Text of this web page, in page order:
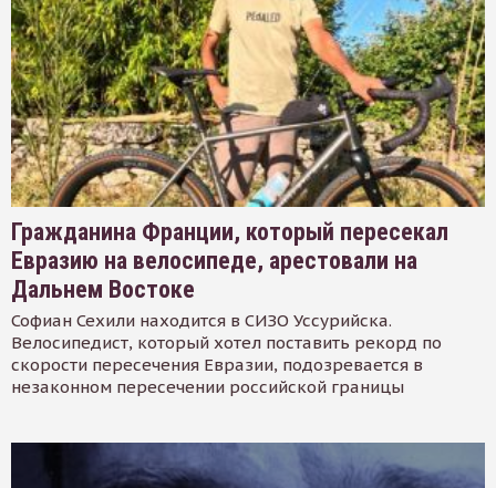
Гражданина Франции, который пересекал
Евразию на велосипеде, арестовали на
Дальнем Востоке
Софиан Сехили находится в СИЗО Уссурийска.
Велосипедист, который хотел поставить рекорд по
скорости пересечения Евразии, подозревается в
незаконном пересечении российской границы